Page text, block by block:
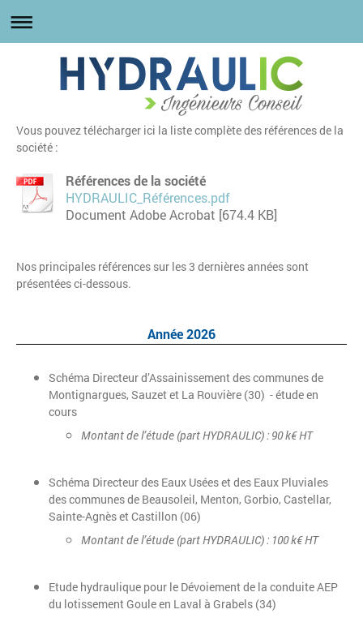
Vous pouvez télécharger ici la liste complète des références de la
société :
Références de la société
HYDRAULIC_Références.pdf
Document Adobe Acrobat [674.4 KB]
Nos principales références sur les 3 dernières années sont
présentées ci-dessous.
Année 2026
Schéma Directeur d’Assainissement des communes de
Montignargues, Sauzet et La Rouvière (30) - étude en
cours
Montant de l’étude (part HYDRAULIC) : 90 k€ HT
Schéma Directeur des Eaux Usées et des Eaux Pluviales
des communes de Beausoleil, Menton, Gorbio, Castellar,
Sainte-Agnès et Castillon (06)
Montant de l’étude (part HYDRAULIC) : 100 k€ HT
Etude hydraulique pour le Dévoiement de la conduite AEP
du lotissement Goule en Laval à Grabels (34)